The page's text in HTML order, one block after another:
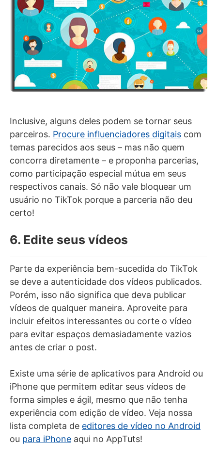
Inclusive, alguns deles podem se tornar seus
parceiros. Procure influenciadores digitais com
temas parecidos aos seus – mas não quem
concorra diretamente – e proponha parcerias,
como participação especial mútua em seus
respectivos canais. Só não vale bloquear um
usuário no TikTok porque a parceria não deu
certo!
6. Edite seus vídeos
Parte da experiência bem-sucedida do TikTok
se deve a autenticidade dos vídeos publicados.
Porém, isso não significa que deva publicar
vídeos de qualquer maneira. Aproveite para
incluir efeitos interessantes ou corte o vídeo
para evitar espaços demasiadamente vazios
antes de criar o post.
Existe uma série de aplicativos para Android ou
iPhone que permitem editar seus vídeos de
forma simples e ágil, mesmo que não tenha
experiência com edição de vídeo. Veja nossa
lista completa de editores de vídeo no Android
ou para iPhone aqui no AppTuts!